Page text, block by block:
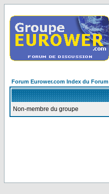
Forum Eurower.com Index du Forum
Non-membre du groupe